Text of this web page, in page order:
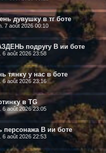
дувушку в тг боте
7 août 2026 00:10
подругу В ии боте
6 août 2026 23:58
тянку у нас в боте
6 août 2026 23:16
в TG
6 août 2026 23:05
персонажа В ии боте
6 août 2026 22:53